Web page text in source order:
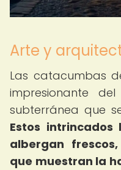
Arte y
Las catacumbas
impresionante
subterránea que
Estos intrincados
albergan
que muestran la